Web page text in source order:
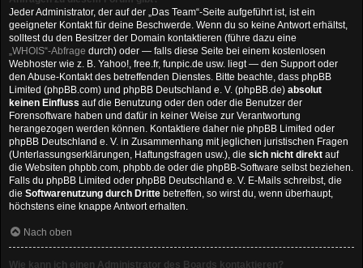
Jeder Administrator, der auf der „Das Team“-Seite aufgeführt ist, ist ein
geeigneter Kontakt für deine Beschwerde. Wenn du so keine Antwort erhältst,
solltest du den Besitzer der Domain kontaktieren (führe dazu eine
„WHOIS“-Abfrage durch) oder — falls diese Seite bei einem kostenlosen
Webhoster wie z. B. Yahoo!, free.fr, funpic.de usw. liegt — den Support oder
den Abuse-Kontakt des betreffenden Dienstes. Bitte beachte, dass phpBB
Limited (phpBB.com) und phpBB Deutschland e. V. (phpBB.de) absolut
keinen Einfluss auf die Benutzung oder den oder die Benutzer der
Forensoftware haben und dafür in keiner Weise zur Verantwortung
herangezogen werden können. Kontaktiere daher nie phpBB Limited oder
phpBB Deutschland e. V. in Zusammenhang mit jeglichen juristischen Fragen
(Unterlassungserklärungen, Haftungsfragen usw.), die sich nicht direkt auf
die Websiten phpbb.com, phpbb.de oder die phpBB-Software selbst beziehen.
Falls du phpBB Limited oder phpBB Deutschland e. V. E-Mails schreibst, die
die Softwarenutzung durch Dritte betreffen, so wirst du, wenn überhaupt,
höchstens eine knappe Antwort erhalten.
Nach oben
Wie kann ich einen Administrator des Boards kontaktieren?